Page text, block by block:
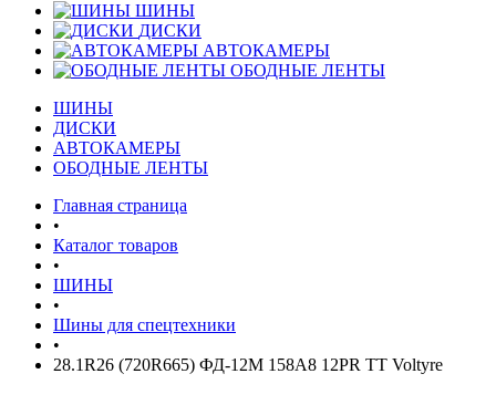
ШИНЫ
ДИСКИ
АВТОКАМЕРЫ
ОБОДНЫЕ ЛЕНТЫ
ШИНЫ
ДИСКИ
АВТОКАМЕРЫ
ОБОДНЫЕ ЛЕНТЫ
Главная страница
•
Каталог товаров
•
ШИНЫ
•
Шины для спецтехники
•
28.1R26 (720R665) ФД-12М 158A8 12PR TT Voltyre